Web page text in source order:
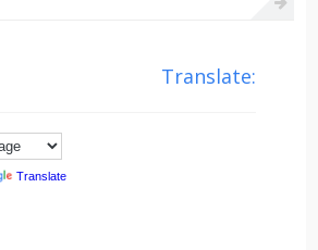
Translate:
Translate